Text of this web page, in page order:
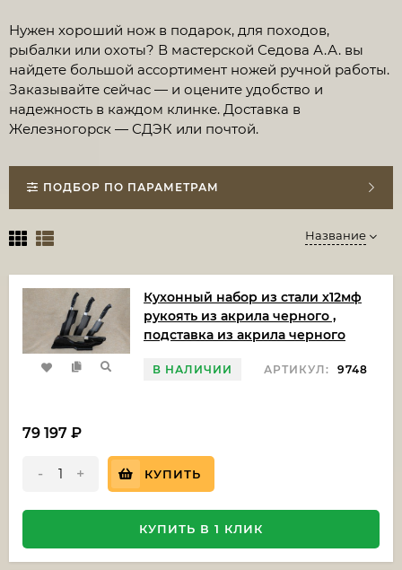
​Нужен хороший нож в подарок, для походов,
рыбалки или охоты? В мастерской Седова А.А. вы
найдете большой ассортимент ножей ручной работы.
Заказывайте сейчас — и оцените удобство и
надежность в каждом клинке. Доставка в
Железногорск — СДЭК или почтой.
ПОДБОР ПО ПАРАМЕТРАМ
Название
Кухонный набор из стали х12мф
рукоять из акрила черного ,
подставка из акрила черного
В НАЛИЧИИ АРТИКУЛ: 9748
79 197 ₽
- + КУПИТЬ
КУПИТЬ В 1 КЛИК